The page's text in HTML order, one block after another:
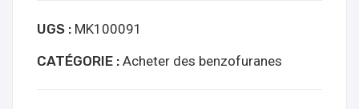
(succinate)
Online
UGS : MK100091
CATÉGORIE : Acheter des benzofuranes